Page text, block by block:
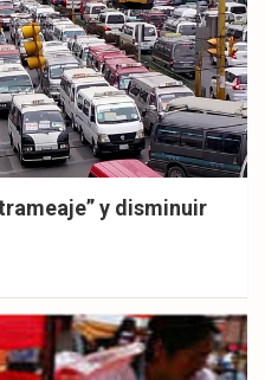
y disminuir